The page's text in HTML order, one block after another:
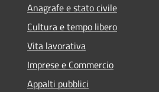
Anagrafe e stato civile
Cultura e tempo libero
Vita lavorativa
Imprese e Commercio
Appalti pubblici